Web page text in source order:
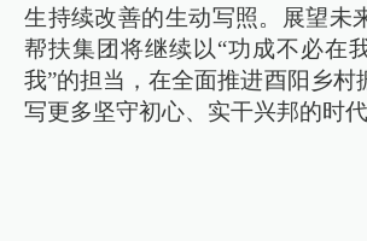
生持续改善的生动写照。展望未
帮扶集团将继续以“功成不必在
我”的担当，在全面推进酉阳乡村
写更多坚守初心、实干兴邦的时代